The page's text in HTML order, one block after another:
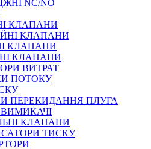
NC/NO
КЛАПАНИ
КЛАПАНИ
КЛАПАНИ
КЛАПАНИ
ВИТРАТ
ПОТОКУ
ПЕРЕКИДАННЯ ПЛУГА
ВИМИКАЧІ
КЛАПАНИ
ТИСКУ